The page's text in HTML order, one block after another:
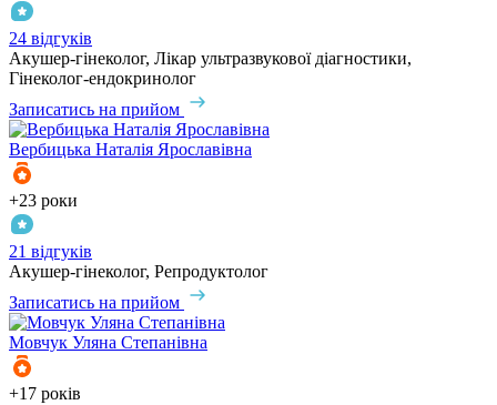
24 відгуків
Акушер-гінеколог, Лікар ультразвукової діагностики,
Гінеколог-ендокринолог
Записатись на прийом
Вербицька Наталія Ярославівна
+23 роки
21 відгуків
Акушер-гінеколог, Репродуктолог
Записатись на прийом
Мовчук Уляна Степанівна
+17 років